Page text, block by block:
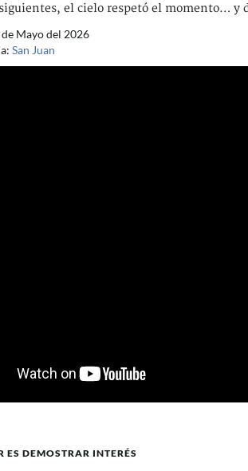
el cielo respetó el momento… y
de Mayo del 2026
San Juan
ES DEMOSTRAR INTERÉS